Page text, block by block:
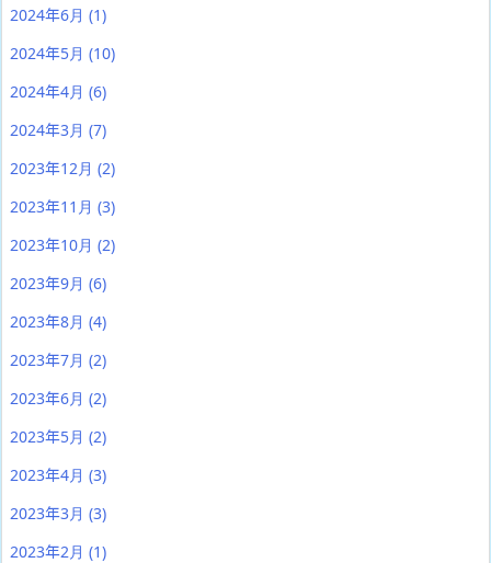
2024年6月 (1)
2024年5月 (10)
2024年4月 (6)
2024年3月 (7)
2023年12月 (2)
2023年11月 (3)
2023年10月 (2)
2023年9月 (6)
2023年8月 (4)
2023年7月 (2)
2023年6月 (2)
2023年5月 (2)
2023年4月 (3)
2023年3月 (3)
2023年2月 (1)